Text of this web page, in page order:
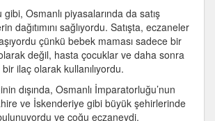
Osmanlı piyasalarında da satış
dağıtımını sağlıyordu. Satışta, eczaneler
çünkü bebek maması sadece bir
değil, hasta çocuklar ve daha sonra
ilaç olarak kullanılıyordu.
dışında, Osmanlı İmparatorluğu’nun
ve İskenderiye gibi büyük şehirlerinde
ve çoğu eczaneydi.